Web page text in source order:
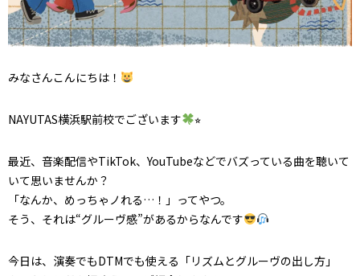
みなさんこんにちは！
NAYUTAS横浜駅前校でございます ⭐︎
最近、音楽配信やTikTok、YouTubeなどでバズっている曲を聴いて
いて思いませんか？
「なんか、めっちゃノれる…！」ってやつ。
そう、それは“グルーヴ感”があるからなんです
今日は、演奏でもDTMでも使える「リズムとグルーヴの出し方」